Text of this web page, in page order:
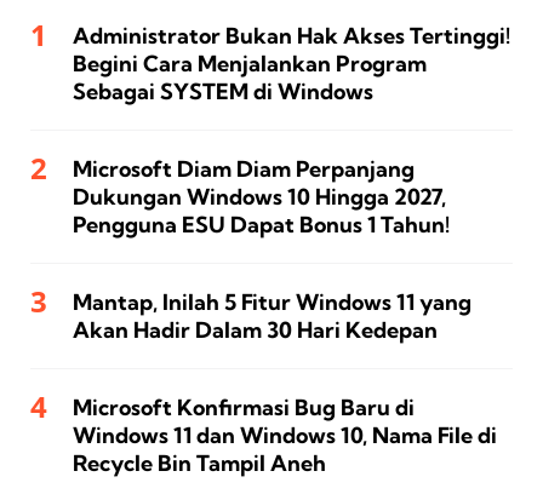
Administrator Bukan Hak Akses Tertinggi!
Begini Cara Menjalankan Program
Sebagai SYSTEM di Windows
Microsoft Diam Diam Perpanjang
Dukungan Windows 10 Hingga 2027,
Pengguna ESU Dapat Bonus 1 Tahun!
Mantap, Inilah 5 Fitur Windows 11 yang
Akan Hadir Dalam 30 Hari Kedepan
Microsoft Konfirmasi Bug Baru di
Windows 11 dan Windows 10, Nama File di
Recycle Bin Tampil Aneh